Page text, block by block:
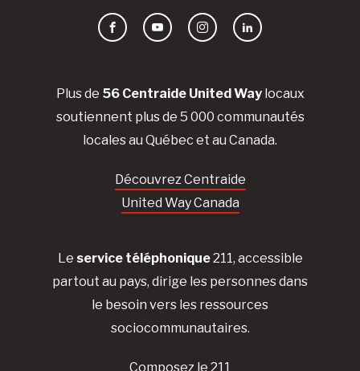
Plus de 56 Centraide United Waylocaux
soutiennent plus de 5 000 communautés
locales au Québec et au Canada.
Découvrez Centraide
United Way Canada
Le service téléphonique211, accessible
partout au pays, dirige les personnes dans
le besoin vers les ressources
sociocommunautaires.
Composez le 211
FacebookYouTubeInstagramLinkedIn